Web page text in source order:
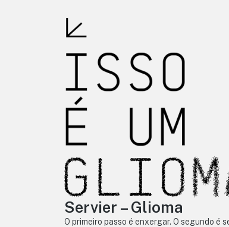
Servier – Glioma
O primeiro passo é enxergar. O segundo é